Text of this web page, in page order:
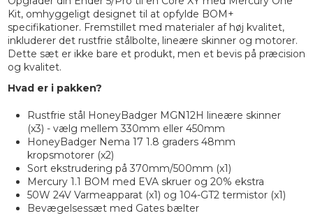
Kit, omhyggeligt designet til at opfylde BOM+
specifikationer. Fremstillet med materialer af høj kvalitet,
inkluderer det rustfrie stålbolte, lineære skinner og motorer.
Dette sæt er ikke bare et produkt, men et bevis på præcision
og kvalitet.
Hvad er i pakken?
Rustfrie stål HoneyBadger MGN12H lineære skinner
(x3) - vælg mellem 330mm eller 450mm
HoneyBadger Nema 17 1.8 graders 48mm
kropsmotorer (x2)
Sort ekstrudering på 370mm/500mm (x1)
Mercury 1.1 BOM med EVA skruer og 20% ekstra
50W 24V Varmeapparat (x1) og 104-GT2 termistor (x1)
Bevægelsessæt med Gates bælter